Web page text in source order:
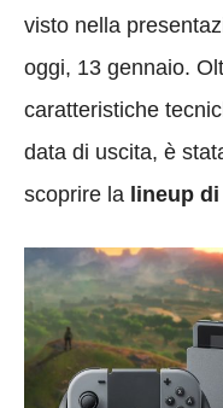
visto nella
oggi, 13 gennaio.
caratteristiche
data di uscita, è
scoprire la lineup